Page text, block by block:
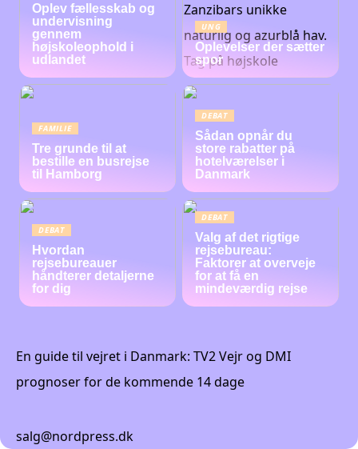
Oplev fællesskab og
undervisning
gennem
højskoleophold i
udlandet
UNG
Oplevelser der sætter
spor
FAMILIE
Tre grunde til at
bestille en busrejse
til Hamborg
DEBAT
Sådan opnår du
store rabatter på
hotelværelser i
Danmark
DEBAT
Hvordan
rejsebureauer
håndterer detaljerne
for dig
DEBAT
Valg af det rigtige
rejsebureau:
Faktorer at overveje
for at få en
mindeværdig rejse
En guide til vejret i Danmark: TV2 Vejr og DMI
prognoser for de kommende 14 dage
salg@nordpress.dk